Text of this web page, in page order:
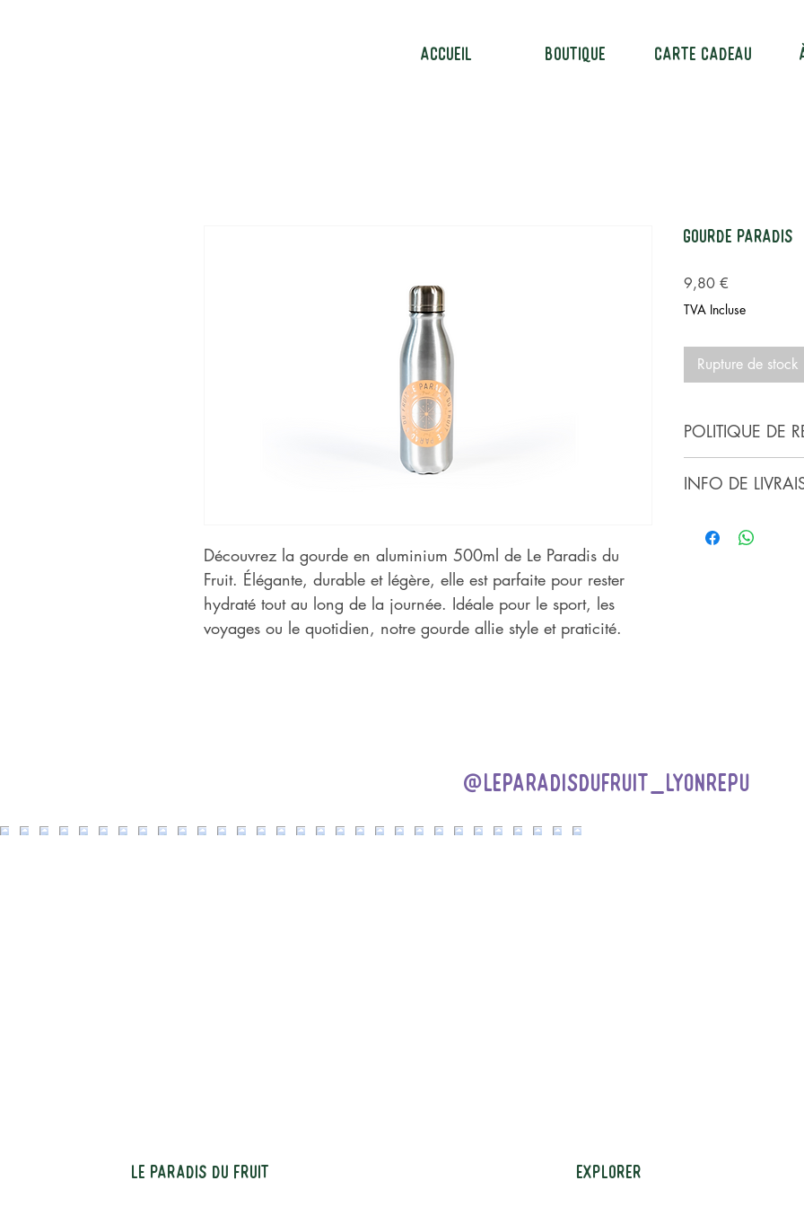
ACCUEIL BOUTIQUE Carte cadeau
Découvrez la gourde en aluminium 500ml de Le Paradis du
Fruit. Élégante, durable et légère, elle est parfaite pour rester
hydraté tout au long de la journée. Idéale pour le sport, les
voyages ou le quotidien, notre gourde allie style et praticité.
Gourde Paradis
9,80 €
TVA Incluse
Rupture de stock
POLITIQUE DE
suivants la
INFO DE
Livraison : 7 jours
@leparadisdufruit_lyonrepu
LE PARADIS DU FRUIT Explorer